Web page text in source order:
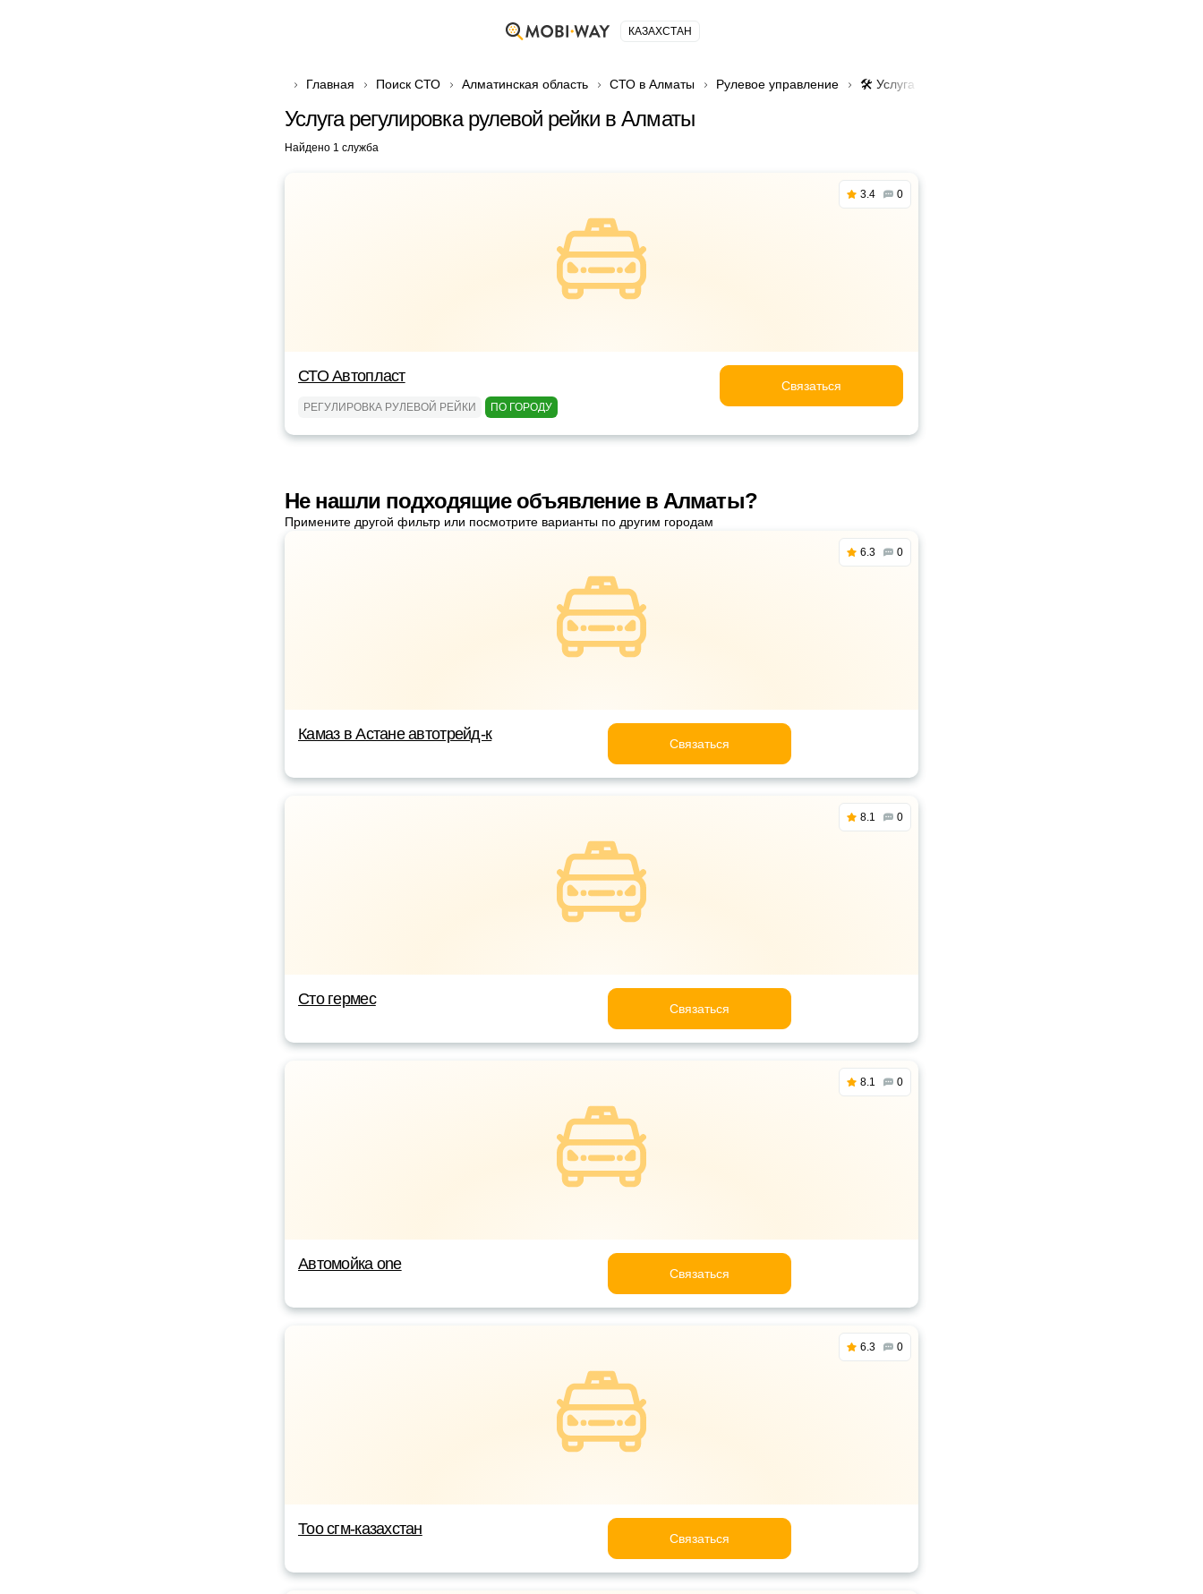
КАЗАХСТАН
Главная Поиск СТО Алматинская область СТО в Алматы Рулевое управление 🛠️ Услуга регулировка рулевой рейки в Алматы
Услуга регулировка рулевой рейки в Алматы
Найдено 1 служба
3.4 0
СТО Автопласт
РЕГУЛИРОВКА РУЛЕВОЙ РЕЙКИ ПО ГОРОДУ
Связаться
Не нашли подходящие объявление в Алматы?
Примените другой фильтр или посмотрите варианты по другим городам
6.3 0
Камаз в Астане автотрейд-к
Связаться
8.1 0
Сто гермес
Связаться
8.1 0
Автомойка one
Связаться
6.3 0
Тоо сгм-казахстан
Связаться